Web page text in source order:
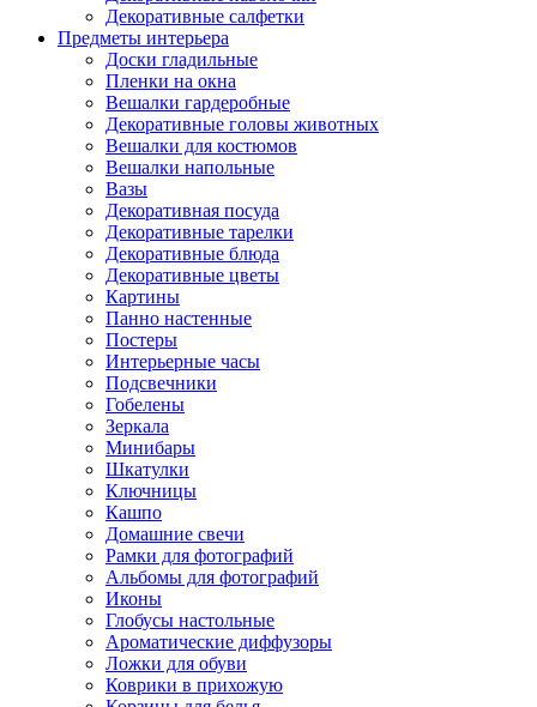
Декоративные салфетки
Предметы интерьера
Доски гладильные
Пленки на окна
Вешалки гардеробные
Декоративные головы животных
Вешалки для костюмов
Вешалки напольные
Вазы
Декоративная посуда
Декоративные тарелки
Декоративные блюда
Декоративные цветы
Картины
Панно настенные
Постеры
Интерьерные часы
Подсвечники
Гобелены
Зеркала
Минибары
Шкатулки
Ключницы
Кашпо
Домашние свечи
Рамки для фотографий
Альбомы для фотографий
Иконы
Глобусы настольные
Ароматические диффузоры
Ложки для обуви
Коврики в прихожую